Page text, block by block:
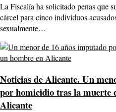
La Fiscalía ha solicitado penas que
cárcel para cinco individuos
sexualmente…
Noticias de Alicante. Un
por homicidio tras la muerte
Alicante